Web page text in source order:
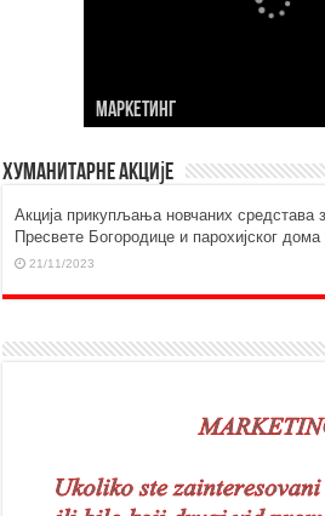
МАРKЕТИНГ
Хуманитарне акције
Aкција прикупљања новчаних средстава
Пресвете Богородице и парохијског
21/11/2023